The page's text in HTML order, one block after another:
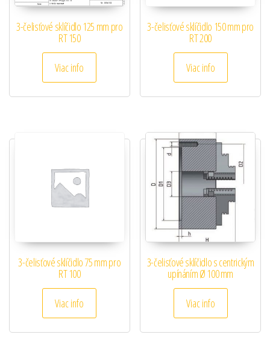
3-čelisťové sklíčidlo 125 mm pro
RT 150
Viac info
3-čelisťové sklíčidlo 150 mm pro
RT 200
Viac info
3-čelisťové sklíčidlo 75 mm pro
RT 100
Viac info
3-čelisťové sklíčidlo s centrickým
upínáním Ø 100 mm
Viac info